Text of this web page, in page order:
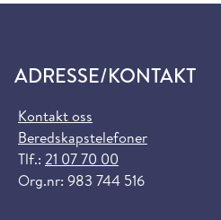
ADRESSE/KONTAKT
Kontakt oss
Beredskapstelefoner
Tlf.: 21 07 70 00
Org.nr: 983 744 516